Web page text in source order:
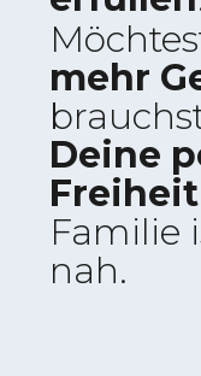
mehr
Deine
Freiheit
Familie
nah.